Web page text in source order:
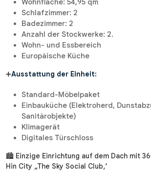
Wohnfläche: 54,95 qm
Schlafzimmer: 2
Badezimmer: 2
Anzahl der Stockwerke: 2.
Wohn- und Essbereich
Europäische Küche
➕Ausstattung der Einheit:
Standard-Möbelpaket
Einbauküche (Elektroherd,
Sanitärobjekte)
Klimagerät
Digitales Türschloss
🏙 Einzige Einrichtung auf dem Dach mit
Hin City „The Sky Social Club‚‘